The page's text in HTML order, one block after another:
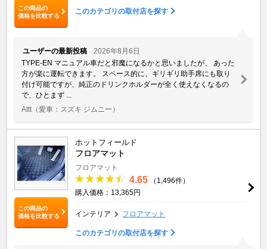
この商品の
価格を比較する
このカテゴリの取付店を探す
ユーザーの最新投稿
2026年8月6日
TYPE-EN マニュアル車だと邪魔になるかと思いましたが、 あった
方が楽に運転できます。 スペース的に、ギリギリ助手席にも取り
付け可能ですが、純正のドリンクホルダーが全く使えなくなるの
で、ひとまず ...
Attt （愛車：スズキ ジムニー）
この商品の
価格を比較する
ホットフィールド
フロアマット
フロアマット
4.65
（1,496件）
購入価格：13,365円
インテリア フロアマット
このカテゴリの取付店を探す